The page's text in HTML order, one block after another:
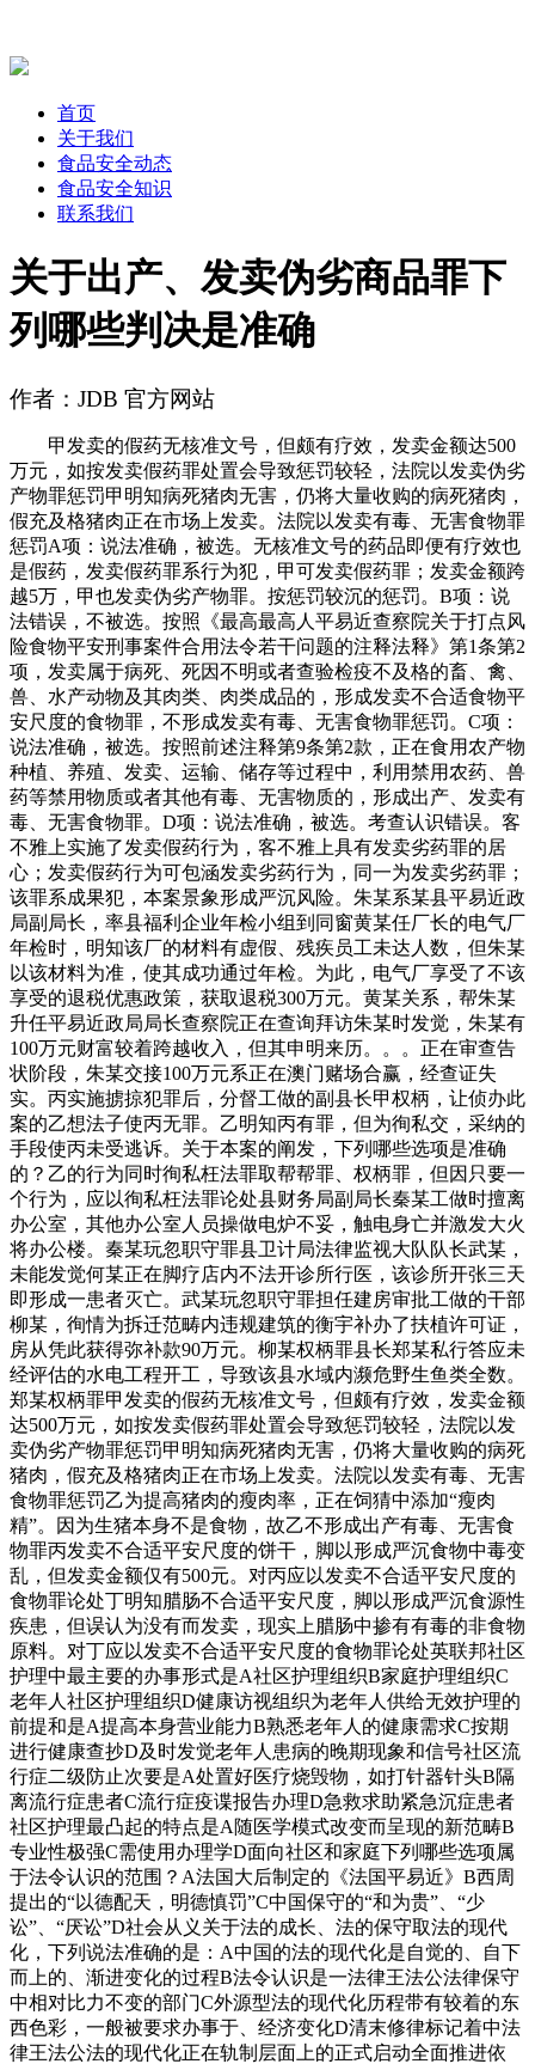
首页
关于我们
食品安全动态
食品安全知识
联系我们
关于出产、发卖伪劣商品罪下
列哪些判决是准确
作者：JDB 官方网站
甲发卖的假药无核准文号，但颇有疗效，发卖金额达500
万元，如按发卖假药罪处置会导致惩罚较轻，法院以发卖伪劣
产物罪惩罚甲明知病死猪肉无害，仍将大量收购的病死猪肉，
假充及格猪肉正在市场上发卖。法院以发卖有毒、无害食物罪
惩罚A项：说法准确，被选。无核准文号的药品即便有疗效也
是假药，发卖假药罪系行为犯，甲可发卖假药罪；发卖金额跨
越5万，甲也发卖伪劣产物罪。按惩罚较沉的惩罚。B项：说
法错误，不被选。按照《最高最高人平易近查察院关于打点风
险食物平安刑事案件合用法令若干问题的注释法释》第1条第2
项，发卖属于病死、死因不明或者查验检疫不及格的畜、禽、
兽、水产动物及其肉类、肉类成品的，形成发卖不合适食物平
安尺度的食物罪，不形成发卖有毒、无害食物罪惩罚。C项：
说法准确，被选。按照前述注释第9条第2款，正在食用农产物
种植、养殖、发卖、运输、储存等过程中，利用禁用农药、兽
药等禁用物质或者其他有毒、无害物质的，形成出产、发卖有
毒、无害食物罪。D项：说法准确，被选。考查认识错误。客
不雅上实施了发卖假药行为，客不雅上具有发卖劣药罪的居
心；发卖假药行为可包涵发卖劣药行为，同一为发卖劣药罪；
该罪系成果犯，本案景象形成严沉风险。朱某系某县平易近政
局副局长，率县福利企业年检小组到同窗黄某任厂长的电气厂
年检时，明知该厂的材料有虚假、残疾员工未达人数，但朱某
以该材料为准，使其成功通过年检。为此，电气厂享受了不该
享受的退税优惠政策，获取退税300万元。黄某关系，帮朱某
升任平易近政局局长查察院正在查询拜访朱某时发觉，朱某有
100万元财富较着跨越收入，但其申明来历。。。正在审查告
状阶段，朱某交接100万元系正在澳门赌场合赢，经查证失
实。丙实施掳掠犯罪后，分督工做的副县长甲权柄，让侦办此
案的乙想法子使丙无罪。乙明知丙有罪，但为徇私交，采纳的
手段使丙未受逃诉。关于本案的阐发，下列哪些选项是准确
的？乙的行为同时徇私枉法罪取帮帮罪、权柄罪，但因只要一
个行为，应以徇私枉法罪论处县财务局副局长秦某工做时擅离
办公室，其他办公室人员操做电炉不妥，触电身亡并激发大火
将办公楼。秦某玩忽职守罪县卫计局法律监视大队队长武某，
未能发觉何某正在脚疗店内不法开诊所行医，该诊所开张三天
即形成一患者灭亡。武某玩忽职守罪担任建房审批工做的干部
柳某，徇情为拆迁范畴内违规建筑的衡宇补办了扶植许可证，
房从凭此获得弥补款90万元。柳某权柄罪县长郑某私行答应未
经评估的水电工程开工，导致该县水域内濒危野生鱼类全数。
郑某权柄罪甲发卖的假药无核准文号，但颇有疗效，发卖金额
达500万元，如按发卖假药罪处置会导致惩罚较轻，法院以发
卖伪劣产物罪惩罚甲明知病死猪肉无害，仍将大量收购的病死
猪肉，假充及格猪肉正在市场上发卖。法院以发卖有毒、无害
食物罪惩罚乙为提高猪肉的瘦肉率，正在饲猜中添加“瘦肉
精”。因为生猪本身不是食物，故乙不形成出产有毒、无害食
物罪丙发卖不合适平安尺度的饼干，脚以形成严沉食物中毒变
乱，但发卖金额仅有500元。对丙应以发卖不合适平安尺度的
食物罪论处丁明知腊肠不合适平安尺度，脚以形成严沉食源性
疾患，但误认为没有而发卖，现实上腊肠中掺有有毒的非食物
原料。对丁应以发卖不合适平安尺度的食物罪论处英联邦社区
护理中最主要的办事形式是A社区护理组织B家庭护理组织C
老年人社区护理组织D健康访视组织为老年人供给无效护理的
前提和是A提高本身营业能力B熟悉老年人的健康需求C按期
进行健康查抄D及时发觉老年人患病的晚期现象和信号社区流
行症二级防止次要是A处置好医疗烧毁物，如打针器针头B隔
离流行症患者C流行症疫谍报告办理D急救求助紧急沉症患者
社区护理最凸起的特点是A随医学模式改变而呈现的新范畴B
专业性极强C需使用办理学D面向社区和家庭下列哪些选项属
于法令认识的范围？A法国大后制定的《法国平易近》B西周
提出的“以德配天，明德慎罚”C中国保守的“和为贵”、“少
讼”、“厌讼”D社会从义关于法的成长、法的保守取法的现代
化，下列说法准确的是：A中国的法的现代化是自觉的、自下
而上的、渐进变化的过程B法令认识是一法律王法公法律保守
中相对比力不变的部门C外源型法的现代化历程带有较着的东
西色彩，一般被要求办事于、经济变化D清末修律标记着中法
律王法公法的现代化正在轨制层面上的正式启动全面推进依